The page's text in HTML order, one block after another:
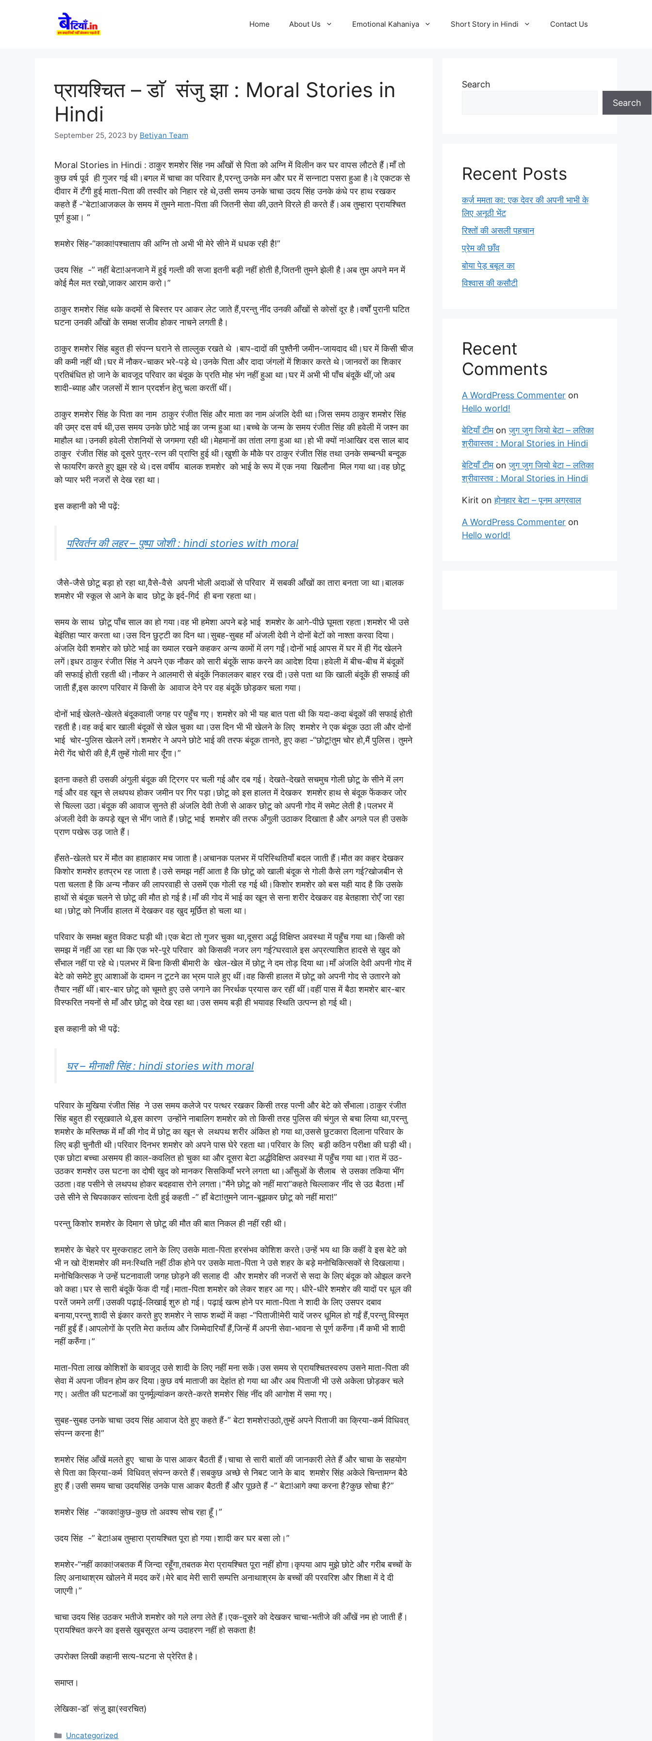
Home About Us Emotional Kahaniya Short Story in Hindi Contact Us
प्रायश्चित – डाॅ संजु झा : Moral Stories in
Hindi
September 25, 2023 by Betiyan Team
Moral Stories in Hindi :ठाकुर शमशेर सिंह नम आँखों से पिता को अग्नि में विलीन कर घर वापस लौटते हैं।माँ तो
कुछ वर्ष पूर्व ही गुजर गई थी।बगल में चाचा का परिवार है,परन्तु उनके मन और घर में सन्नाटा पसरा हुआ है।वे एकटक से
दीवार में टँगी हुई माता-पिता की तस्वीर को निहार रहे थे,उसी समय उनके चाचा उदय सिंह उनके कंधे पर हाथ रखकर
कहते हैं -“बेटा!आजकल के समय में तुमने माता-पिता की जितनी सेवा की,उतने विरले ही करते हैं।अब तुम्हारा प्रायश्चित
पूर्ण हुआ। “
शमशेर सिंह-“काका!पश्चाताप की अग्नि तो अभी भी मेरे सीने में धधक रही है!”
उदय सिंह -” नहीं बेटा!अनजाने में हुई गल्ती की सजा इतनी बड़ी नहीं होती है,जितनी तुमने झेली है।अब तुम अपने मन में
कोई मैल मत रखो,जाकर आराम करो।”
ठाकुर शमशेर सिंह थके कदमों से बिस्तर पर आकर लेट जाते हैं,परन्तु नींद उनकी आँखों से कोसों दूर है।वर्षों पुरानी घटित
घटना उनकी आँखों के समक्ष सजीव होकर नाचने लगती है।
ठाकुर शमशेर सिंह बहुत ही संपन्न घराने से ताल्लुक रखते थे ।बाप-दादों की पुश्तैनी जमीन-जायदाद थी।घर में किसी चीज
की कमी नहीं थी।घर में नौकर-चाकर भरे-पड़े थे।उनके पिता और दादा जंगलों में शिकार करते थे।जानवरों का शिकार
प्रतिबंधित हो जाने के बावजूद परिवार का बंदूक के प्रति मोह भंग नहीं हुआ था।घर में अभी भी पाँच बंदूकें थीं,जो अब
शादी-ब्याह और जलसों में शान प्रदर्शन हेतु चला करतीं थीं।
ठाकुर शमशेर सिंह के पिता का नाम ठाकुर रंजीत सिंह और माता का नाम अंजलि देवी था।जिस समय ठाकुर शमशेर सिंह
की उम्र दस वर्ष थी,उस समय उनके छोटे भाई का जन्म हुआ था।बच्चे के जन्म के समय रंजीत सिंह की हवेली में जश्न का
माहौल था।उनकी हवेली रोशनियों से जगमगा रही थी।मेहमानों का तांता लगा हुआ था।हो भी क्यों न!आखिर दस साल बाद
ठाकुर रंजीत सिंह को दूसरे पुत्र-रत्न की प्राप्ति हुई थी।खुशी के मौके पर ठाकुर रंजीत सिंह तथा उनके सम्बन्धी बन्दूक
से फायरिंग करते हुए झूम रहे थे।दस वर्षीय बालक शमशेर को भाई के रूप में एक नया खिलौना मिल गया था।वह छोटू
को प्यार भरी नजरों से देख रहा था।
इस कहानी को भी पढ़ें:
परिवर्तन की लहर – पुष्पा जोशी : hindi stories with moral
जैसे-जैसे छोटू बड़ा हो रहा था,वैसे-वैसे अपनी भोली अदाओं से परिवार में सबकी आँखों का तारा बनता जा था।बालक
शमशेर भी स्कूल से आने के बाद छोटू के इर्द-गिर्द ही बना रहता था।
समय के साथ छोटू पाँच साल का हो गया।वह भी हमेशा अपने बड़े भाई शमशेर के आगे-पीछे घूमता रहता।शमशेर भी उसे
बेइंतिहा प्यार करता था।उस दिन छुट्टी का दिन था।सुबह-सुबह माँ अंजली देवी ने दोनों बेटों को नाश्ता करवा दिया।
अंजलि देवी शमशेर को छोटे भाई का ख्याल रखने कहकर अन्य कामों में लग गईं।दोनों भाई आपस में घर में ही गेंद खेलने
लगें।इधर ठाकुर रंजीत सिंह ने अपने एक नौकर को सारी बंदूकें साफ करने का आदेश दिया।हवेली में बीच-बीच में बंदूकों
की सफाई होती रहती थी।नौकर ने आलमारी से बंदूकें निकालकर बाहर रख दी।उसे पता था कि खाली बंदूकें ही सफाई की
जाती हैं,इस कारण परिवार में किसी के आवाज देने पर वह बंदूकें छोड़कर चला गया।
दोनों भाई खेलते-खेलते बंदूकवाली जगह पर पहुँच गए। शमशेर को भी यह बात पता थी कि यदा-कदा बंदूकों की सफाई होती
रहती है।वह कई बार खाली बंदूकों से खेल चुका था।उस दिन भी भी खेलने के लिए शमशेर ने एक बंदूक उठा ली और दोनों
भाई चोर-पुलिस खेलने लगें।शमशेर ने अपने छोटे भाई की तरफ बंदूक तानते, हुए कहा -“छोटू!तुम चोर हो,मैं पुलिस। तुमने
मेरी गेंद चोरी की है,मैं तुम्हें गोली मार दूँगा।”
इतना कहते ही उसकी अंगुली बंदूक की ट्रिगर पर चली गई और दब गई। देखते-देखते सचमुच गोली छोटू के सीने में लग
गई और वह खून से लथपथ होकर जमीन पर गिर पड़ा।छोटू को इस हालत में देखकर शमशेर हाथ से बंदूक फेंककर जोर
से चिल्ला उठा।बंदूक की आवाज सुनते ही अंजलि देवी तेजी से आकर छोटू को अपनी गोद में समेट लेती है।पलभर में
अंजली देवी के कपड़े खून से भींग जाते हैं।छोटू भाई शमशेर की तरफ अँगुली उठाकर दिखाता है और अगले पल ही उसके
प्राण पखेरू उड़ जाते हैं।
हँसते-खेलते घर में मौत का हाहाकार मच जाता है।अचानक पलभर में परिस्थितियाँ बदल जाती हैं।मौत का कहर देखकर
किशोर शमशेर हतप्रभ रह जाता है।उसे समझ नहीं आता है कि छोटू को खाली बंदूक से गोली कैसे लग गई?खोजबीन से
पता चलता है कि अन्य नौकर की लापरवाही से उसमें एक गोली रह गई थी।किशोर शमशेर को बस यही याद है कि उसके
हाथों से बंदूक चलने से छोटू की मौत हो गई है।माँ की गोद में भाई का खून से सना शरीर देखकर वह बेतहाशा रोएँ जा रहा
था।छोटू को निर्जीव हालत में देखकर वह खुद मूर्छित हो चला था।
परिवार के समक्ष बहुत विकट घड़ी थी।एक बेटा तो गुजर चुका था,दूसरा अर्द्ध विक्षिप्त अवस्था में पहुँच गया था।किसी को
समझ में नहीं आ रहा था कि एक भरे-पूरे परिवार को किसकी नजर लग गई?घरवाले इस अप्रत्याशित हादसे से खुद को
सँभाल नहीं पा रहे थे।पलभर में बिना किसी बीमारी के खेल-खेल में छोटू ने दम तोड़ दिया था।माँ अंजलि देवी अपनी गोद में
बेटे को समेटे हुए आशाओं के दामन न टूटने का भ्रम पाले हुए थीं।वह किसी हालत में छोटू को अपनी गोद से उतारने को
तैयार नहीं थीं।बार-बार छोटू को चूमते हुए उसे जगाने का निरर्थक प्रयास कर रहीं थीं।वहीं पास में बैठा शमशेर बार-बार
विस्फरित नयनों से माँ और छोटू को देख रहा था।उस समय बड़ी ही भयावह स्थिति उत्पन्न हो गई थी।
इस कहानी को भी पढ़ें:
घर – मीनाक्षी सिंह : hindi stories with moral
परिवार के मुखिया रंजीत सिंह ने उस समय कलेजे पर पत्थर रखकर किसी तरह पत्नी और बेटे को सँभाला।ठाकुर रंजीत
सिंह बहुत ही रसूखवाले थे,इस कारण उन्होंने नाबालिग शमशेर को तो किसी तरह पुलिस की चंगुल से बचा लिया था,परन्तु
शमशेर के मस्तिष्क में माँ की गोद में छोटू का खून से लथपथ शरीर अंकित हो गया था,उससे छुटकारा दिलाना परिवार के
लिए बड़ी चुनौती थी।परिवार दिनभर शमशेर को अपने पास घेरे रहता था।परिवार के लिए बड़ी कठिन परीक्षा की घड़ी थी।
एक छोटा बच्चा असमय ही काल-कवलित हो चुका था और दूसरा बेटा अर्द्धविक्षिप्त अवस्था में पहुँच गया था।रात में उठ-
उठकर शमशेर उस घटना का दोषी खुद को मानकर सिसकियाँ भरने लगता था।आँसुओं के सैलाब से उसका तकिया भींग
उठता।वह पसीने से लथपथ होकर बदहवास रोने लगता।”मैंने छोटू को नहीं मारा”कहते चिल्लाकर नींद से उठ बैठता।माँ
उसे सीने से चिपकाकर सांत्वना देती हुई कहती -” हाँ बेटा!तुमने जान-बूझकर छोटू को नहीं मारा!”
परन्तु किशोर शमशेर के दिमाग से छोटू की मौत की बात निकल ही नहीं रही थी।
शमशेर के चेहरे पर मुस्कराहट लाने के लिए उसके माता-पिता हरसंभव कोशिश करते।उन्हें भय था कि कहीं वे इस बेटे को
भी न खो दें!शमशेर की मनःस्थिति नहीं ठीक होने पर उसके माता-पिता ने उसे शहर के बड़े मनोचिकित्सकों से दिखलाया।
मनोचिकित्सक ने उन्हें घटनावाली जगह छोड़ने की सलाह दी और शमशेर की नजरों से सदा के लिए बंदूक को ओझल करने
को कहा।घर से सारी बंदूकें फेंक दी गईं।माता-पिता शमशेर को लेकर शहर आ गए। धीरे-धीरे शमशेर की यादों पर धूल की
परतें जमने लगीं।उसकी पढ़ाई-लिखाई शुरु हो गई। पढ़ाई खत्म होने पर माता-पिता ने शादी के लिए उसपर दबाव
बनाया,परन्तु शादी से इंकार करते हुए शमशेर ने साफ शब्दों में कहा -“पिताजी!मेरी यादें जरुर धूमिल हो गईं हैं,परन्तु विस्मृत
नहीं हुईं हैं।आपलोगों के प्रति मेरा कर्तव्य और जिम्मेदारियाँ हैं,जिन्हें मैं अपनी सेवा-भावना से पूर्ण करुँगा।मैं कभी भी शादी
नहीं करुँगा।”
माता-पिता लाख कोशिशों के बावजूद उसे शादी के लिए नहीं मना सकें।उस समय से प्रायश्चितस्वरुप उसने माता-पिता की
सेवा में अपना जीवन होम कर दिया।कुछ वर्ष माताजी का देहांत हो गया था और अब पिताजी भी उसे अकेला छोड़कर चले
गए। अतीत की घटनाओं का पुनर्मूल्यांकन करते-करते शमशेर सिंह नींद की आगोश में समा गए।
सुबह-सुबह उनके चाचा उदय सिंह आवाज देते हुए कहते हैं-” बेटा शमशेर!उठो,तुम्हें अपने पिताजी का क्रिया-कर्म विधिवत्
संपन्न करना है!”
शमशेर सिंह आँखें मलते हुए चाचा के पास आकर बैठती हैं।चाचा से सारी बातों की जानकारी लेते हैं और चाचा के सहयोग
से पिता का क्रिया-कर्म विधिवत् संपन्न करते हैं।सबकुछ अच्छे से निबट जाने के बाद शमशेर सिंह अकेले चिन्तामग्न बैठे
हुए हैं।उसी समय चाचा उदयसिंह उनके पास आकर बैठती हैं और पूछते हैं -” बेटा!आगे क्या करना है?कुछ सोचा है?”
शमशेर सिंह -“काका!कुछ-कुछ तो अवश्य सोच रहा हूँ।”
उदय सिंह -” बेटा!अब तुम्हारा प्रायश्चित पूरा हो गया।शादी कर घर बसा लो।”
शमशेर-“नहीं काका!जबतक मैं जिन्दा रहूँगा,तबतक मेरा प्रायश्चित पूरा नहीं होगा।कृपया आप मुझे छोटे और गरीब बच्चों के
लिए अनाथाश्रम खोलने में मदद करें।मेरे बाद मेरी सारी सम्पत्ति अनाथाश्रम के बच्चों की परवरिश और शिक्षा में दे दी
जाएगी।”
चाचा उदय सिंह उठकर भतीजे शमशेर को गले लगा लेते हैं।एक-दूसरे को देखकर चाचा-भतीजे की आँखें नम हो जाती हैं।
प्रायश्चित करने का इससे खुबसूरत अन्य उदाहरण नहीं हो सकता है!
उपरोक्त लिखी कहानी सत्य-घटना से प्रेरित है।
समाप्त।
लेखिका-डाॅ संजु झा(स्वरचित)
Categories
Uncategorized
Search
Search
Recent Posts
कर्ज़ ममता का: एक देवर की अपनी भाभी के
लिए अनूठी भेंट
रिश्तों की असली पहचान
प्रेम की छाँव
बोया पेड़ बबूल का
विश्वास की कसौटी
Recent
Comments
A WordPress Commenter on
Hello world!
बेटियाँ टीमonजुग जुग जियो बेटा – लतिका
श्रीवास्तव : Moral Stories in Hindi
बेटियाँ टीमonजुग जुग जियो बेटा – लतिका
श्रीवास्तव : Moral Stories in Hindi
Kirit onहोनहार बेटा – पूनम अग्रवाल
A WordPress Commenter on
Hello world!